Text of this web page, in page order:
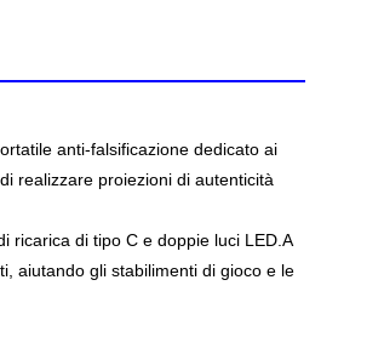
anti-falsificazione dedicato ai
realizzare proiezioni di autenticità
ricarica di tipo C e doppie luci LED.A
aiutando gli stabilimenti di gioco e le